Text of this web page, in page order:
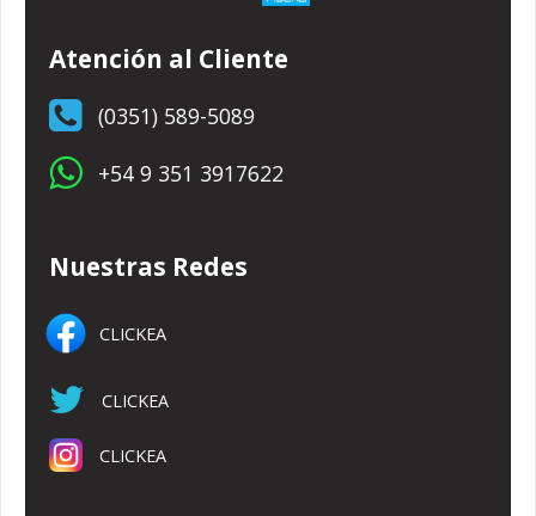
Atención al Cliente
(0351) 589-5089
+54 9 351 3917622
Nuestras Redes
CLICKEA
CLICKEA
CLICKEA